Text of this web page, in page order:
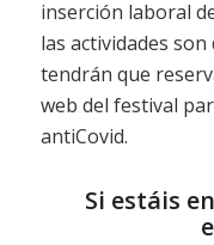
inserción laboral
las actividades
tendrán que
web del festival
antiCovid.
Si estáis